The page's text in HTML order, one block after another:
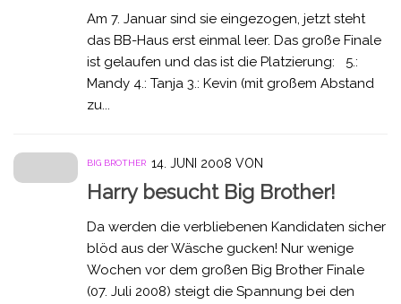
Am 7. Januar sind sie eingezogen, jetzt steht
das BB-Haus erst einmal leer. Das große Finale
ist gelaufen und das ist die Platzierung: 5.:
Mandy 4.: Tanja 3.: Kevin (mit großem Abstand
zu...
BIG BROTHER 14. JUNI 2008 VON
Harry besucht Big Brother!
Da werden die verbliebenen Kandidaten sicher
blöd aus der Wäsche gucken! Nur wenige
Wochen vor dem großen Big Brother Finale
(07. Juli 2008) steigt die Spannung bei den